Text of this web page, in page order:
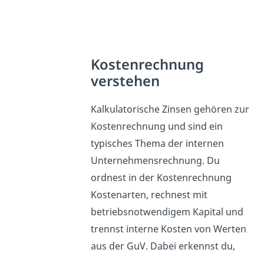
Kostenrechnung
verstehen
Kalkulatorische Zinsen gehören zur
Kostenrechnung und sind ein
typisches Thema der internen
Unternehmensrechnung. Du
ordnest in der Kostenrechnung
Kostenarten, rechnest mit
betriebsnotwendigem Kapital und
trennst interne Kosten von Werten
aus der GuV. Dabei erkennst du,